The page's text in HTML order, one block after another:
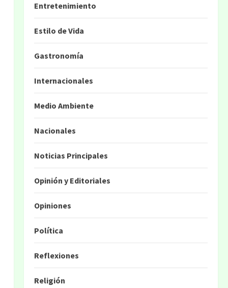
Entretenimiento
Estilo de Vida
Gastronomía
Internacionales
Medio Ambiente
Nacionales
Noticias Principales
Opinión y Editoriales
Opiniones
Política
Reflexiones
Religión